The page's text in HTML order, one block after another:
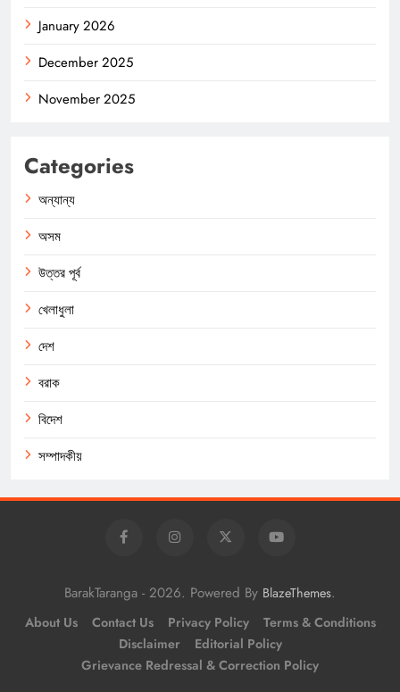
January 2026
December 2025
November 2025
Categories
অন্যান্য
অসম
উত্তর পূর্ব
খেলাধুলা
দেশ
বরাক
বিদেশ
সম্পাদকীয়
BarakTaranga - 2026. Powered By BlazeThemes.
About Us Contact Us Privacy Policy
Terms & Conditions
Disclaimer
Editorial Policy
Grievance Redressal & Correction Policy